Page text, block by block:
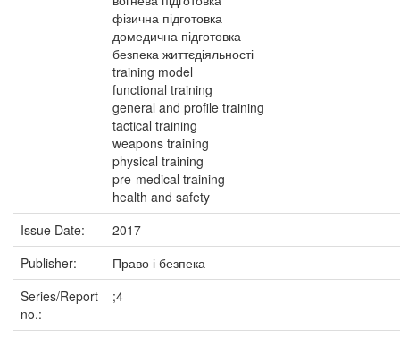
фізична підготовка
домедична підготовка
безпека життєдіяльності
training model
functional training
general and profile training
tactical training
weapons training
physical training
pre-medical training
health and safety
Issue Date:
2017
Publisher:
Право і безпека
Series/Report
no.:
;4